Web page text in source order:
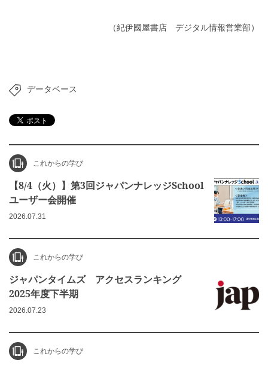
（紀伊國屋書店 デジタル情報営業部）
データベース
これからの学び
【8/4（火）】第3回ジャパンナレッジSchool
ユーザー会開催
2026.07.31
これからの学び
ジャパンタイムズ アクセスランキング
2025年度下半期
2026.07.23
これからの学び